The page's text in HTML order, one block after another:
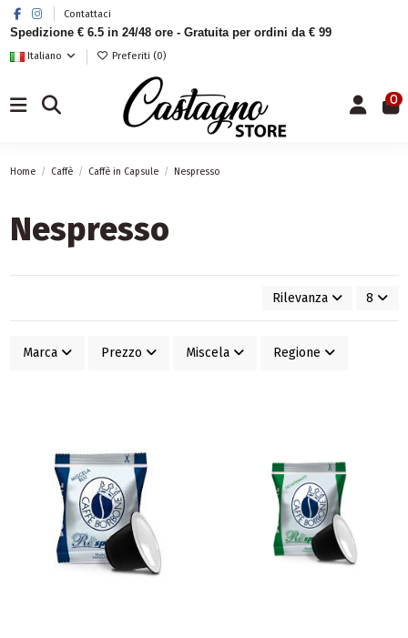
Contattaci
Spedizione € 6.5 in 24/48 ore - Gratuita per ordini da € 99
Italiano Preferiti (0)
0
Home Caffè Caffè in Capsule Nespresso
Nespresso
Rilevanza 8
Marca Prezzo Miscela Regione